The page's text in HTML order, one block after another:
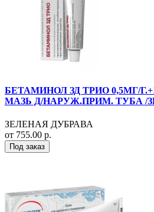
БЕТАМИНОЛ ЗД ТРИО 0,5МГ/
МАЗЬ Д/НАРУЖ.ПРИМ. ТУБА /
ЗЕЛЕНАЯ ДУБРАВА
от 755.00 р.
Под заказ